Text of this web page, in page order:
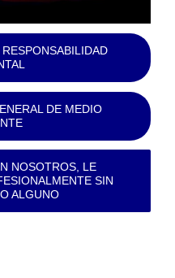
DE MEDIO
NOSOTROS, LE
SIN
ALGUNO